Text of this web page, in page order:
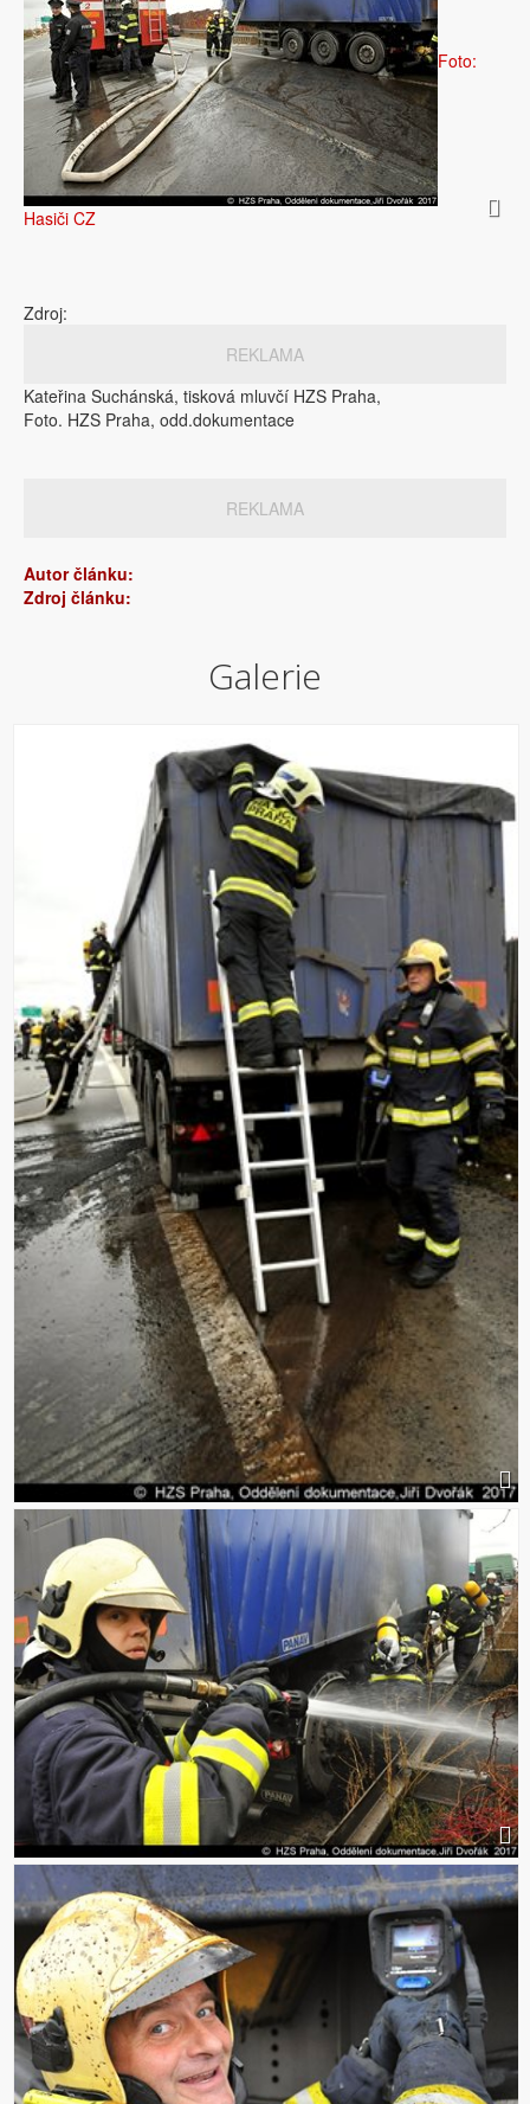
Foto:
Hasiči CZ
Zdroj:
REKLAMA
Kateřina Suchánská, tisková mluvčí HZS Praha,
Foto. HZS Praha, odd.dokumentace
REKLAMA
Autor článku:
Zdroj článku:
Galerie